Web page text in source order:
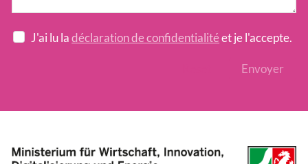
J'ai lu ladéclaration de confidentialitéet je l'accepte.
Envoyer